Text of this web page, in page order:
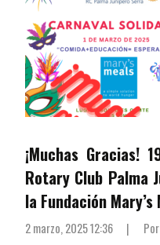
¡Muchas Gracias!
Rotary Club Palma
la Fundación Mary’s
2 marzo, 2025 12:36 | Por